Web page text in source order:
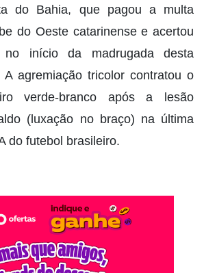
do Bahia, que pagou a multa
do Oeste catarinense e acertou
no início da madrugada desta
A agremiação tricolor contratou o
verde-branco após a lesão
(luxação no braço) na última
do futebol brasileiro.